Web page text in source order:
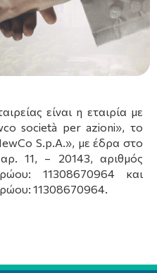
είναι η εταιρία με
società per azioni», το
S.p.A.», με έδρα στο
11, – 20143, αριθμός
11308670964 και
11308670964.